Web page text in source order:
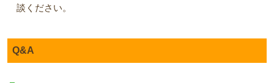
談ください。
Q&A